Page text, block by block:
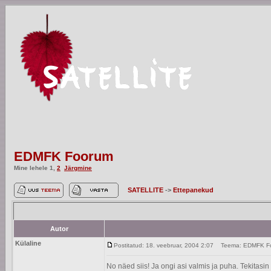
EDMFK Foorum
Mine lehele 1 2 Järgmine
SATELLITE -> Ettepanekud
Autor
Külaline
Postitatud: 18. veebruar, 2004 2:07 Teema: EDMFK
No näed siis! Ja ongi asi valmis ja puha.